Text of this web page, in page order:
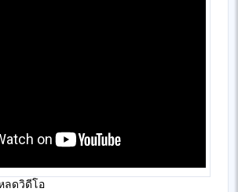
ลดวิดีโอ